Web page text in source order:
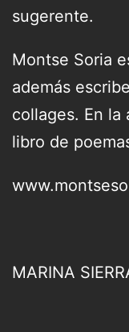
sugerente.
Montse Soria
además
collages. En la
libro de
MARINA